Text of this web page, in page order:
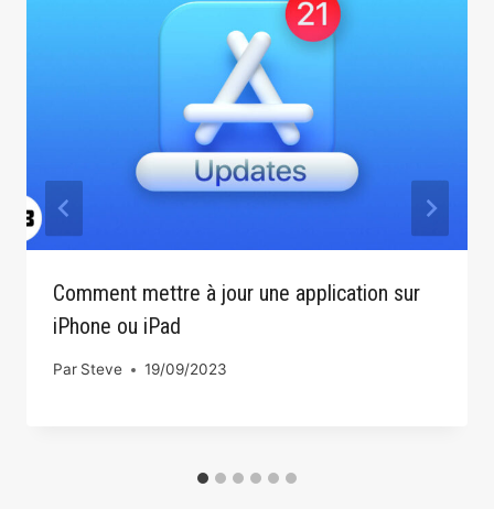
Comment mettre à jour une application sur
iPhone ou iPad
Par Steve 19/09/2023